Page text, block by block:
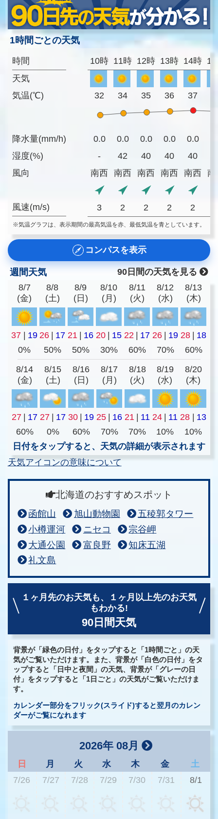
1時間ごとの天気
時間
天気
気温(℃)
降水量(mm/h)
湿度(%)
風向
風速(m/s)
10時 11時 12時 13時 14時
32 34 35 36 37
0.0 0.0 0.0 0.0 0.0
-
42 40 40 40
南西
南西 南西 南西 南西 南
3 2 2 2 2
※気温グラフは、表示期間の最高気温を赤、最低気温を青としています。
コンパスを表示
週間天気
90日間の天気を見る
8/7
(金)
8/8
(土)
8/9
(日)
8/10
(月)
8/11
(火)
8/12
(水)
8/13
(木)
37 | 19 26 | 17 21 | 16 20 | 15 22 | 17 26 | 19 28 | 18
0%
50% 50% 30% 60% 70% 60%
8/14
(金)
8/15
(土)
8/16
(日)
8/17
(月)
8/18
(火)
8/19
(水)
8/20
(木)
27 | 17 27 | 17 30 | 19 25 | 16 21 | 11 24 | 11 28 | 13
60%
0% 60% 70% 70% 10%
10%
日付をタップすると、天気の詳細が表示されます
天気アイコンの意味について
北海道のおすすめスポット
函館山 旭山動物園
五稜郭タワー
小樽運河
ニセコ
宗谷岬
大通公園
富良野
知床五湖
礼文島
１ヶ月先のお天気も、
１ヶ月以上先のお天気
もわかる!
90日間天気
背景が「緑色の日付」をタップすると「1時間ごと」の天
気がご覧いただけます。また、背景が「白色の日付」をタ
ップすると「日中と夜間」の天気、背景が「グレーの日
付」をタップすると「1日ごと」の天気がご覧いただけま
す。
カレンダー部分をフリック(スライド)すると翌月のカレン
ダーがご覧になれます
2026年 08月
日 月 火 水 木 金
土
7/26
7/27 7/28 7/29 7/30 7/31 8/1